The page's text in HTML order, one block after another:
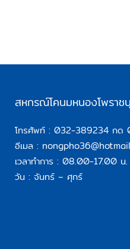
สหกรณ์โคนมหนองโพราช
โทรศัพท์ : 032-389234 กด
อีเมล :
เวลาทำการ : 08.00-17.00 น.
วัน : จันทร์ – ศุกร์